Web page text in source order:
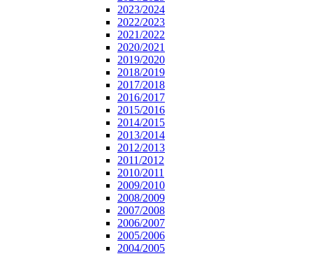
2023/2024
2022/2023
2021/2022
2020/2021
2019/2020
2018/2019
2017/2018
2016/2017
2015/2016
2014/2015
2013/2014
2012/2013
2011/2012
2010/2011
2009/2010
2008/2009
2007/2008
2006/2007
2005/2006
2004/2005